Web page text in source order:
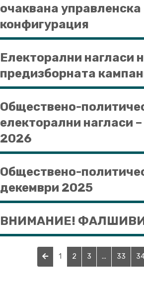
очаквана управленска
конфигурация
Електорални нагласи
предизборната
Обществено-
електорални нагласи
2026
Обществено-
декември 2025
ВНИМАНИЕ!
1 2 3 ... 33